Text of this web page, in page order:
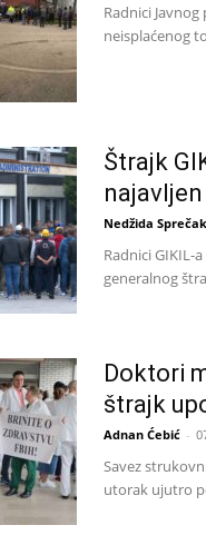
Radnici
neisplaćenog
Štrajk
Nedžida
Radnici GIKIL-
generalnog
Doktori
štrajk
Adnan Ćebić -
Savez
utorak ujutro